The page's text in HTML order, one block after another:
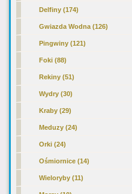
Delfiny (174)
Gwiazda Wodna (126)
Pingwiny (121)
Foki (88)
Rekiny (51)
Wydry (30)
Kraby (29)
Meduzy (24)
Orki (24)
Ośmiornice (14)
Wieloryby (11)